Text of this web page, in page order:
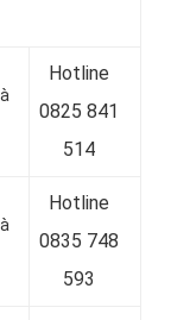
Hotline
0825 841
514
Hotline
0835 748
593